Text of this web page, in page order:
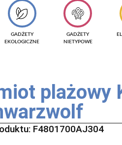
GADŻETY
EKOLOGICZNE
GADŻETY
NIETYPOWE
plażowy
F4801700AJ304